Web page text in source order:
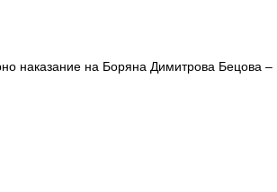
наказание на Боряна Димитрова Бецова –